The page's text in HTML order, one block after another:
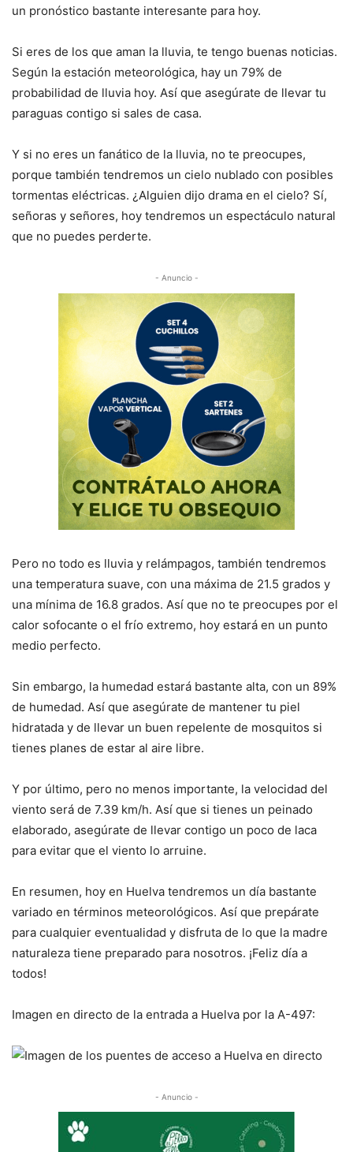
un pronóstico bastante interesante para hoy.
Si eres de los que aman la lluvia, te tengo buenas noticias.
Según la estación meteorológica, hay un 79% de
probabilidad de lluvia hoy. Así que asegúrate de llevar tu
paraguas contigo si sales de casa.
Y si no eres un fanático de la lluvia, no te preocupes,
porque también tendremos un cielo nublado con posibles
tormentas eléctricas. ¿Alguien dijo drama en el cielo? Sí,
señoras y señores, hoy tendremos un espectáculo natural
que no puedes perderte.
- Anuncio -
Pero no todo es lluvia y relámpagos, también tendremos
una temperatura suave, con una máxima de 21.5 grados y
una mínima de 16.8 grados. Así que no te preocupes por el
calor sofocante o el frío extremo, hoy estará en un punto
medio perfecto.
Sin embargo, la humedad estará bastante alta, con un 89%
de humedad. Así que asegúrate de mantener tu piel
hidratada y de llevar un buen repelente de mosquitos si
tienes planes de estar al aire libre.
Y por último, pero no menos importante, la velocidad del
viento será de 7.39 km/h. Así que si tienes un peinado
elaborado, asegúrate de llevar contigo un poco de laca
para evitar que el viento lo arruine.
En resumen, hoy en Huelva tendremos un día bastante
variado en términos meteorológicos. Así que prepárate
para cualquier eventualidad y disfruta de lo que la madre
naturaleza tiene preparado para nosotros. ¡Feliz día a
todos!
Imagen en directo de la entrada a Huelva por la A-497:
- Anuncio -